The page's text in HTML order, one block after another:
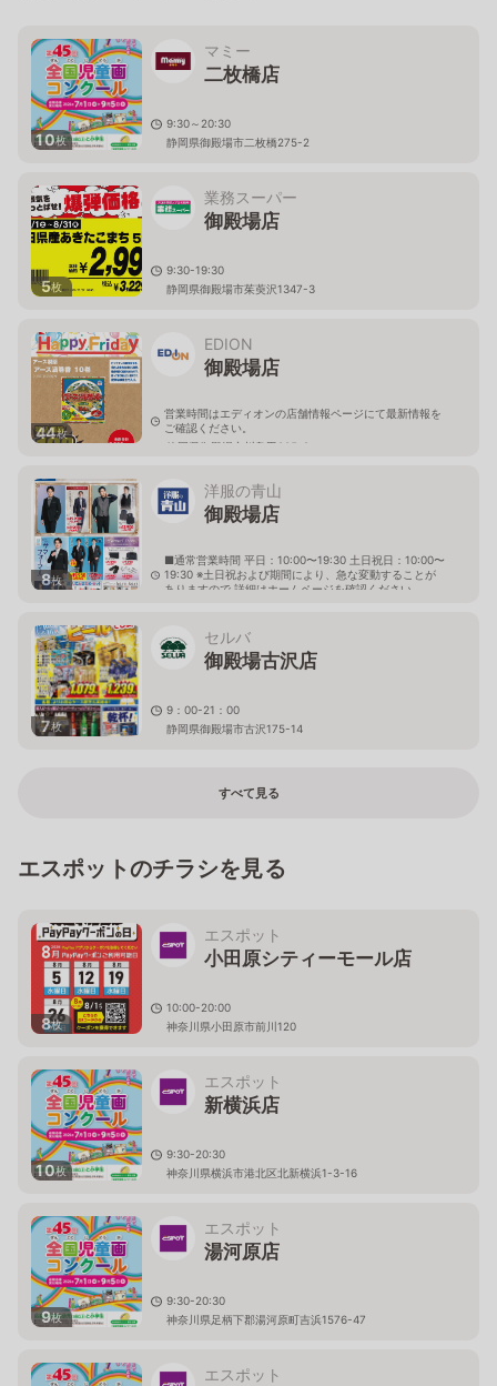
10枚
マミー
二枚橋店
9:30～20:30
静岡県御殿場市二枚橋275-2
5枚
業務スーパー
御殿場店
9:30-19:30
静岡県御殿場市茱萸沢1347-3
44枚
EDION
御殿場店
営業時間はエディオンの店舗情報ページにて最新情報を
ご確認ください。
静岡県御殿場市川島田885-2
8枚
洋服の青山
御殿場店
■通常営業時間 平日：10:00〜19:30 土日祝日：10:00〜
19:30 ※土日祝および期間により、急な変動することが
ありますので 詳細はホームページを確認ください
7枚
セルバ
御殿場古沢店
9：00-21：00
静岡県御殿場市古沢175-14
すべて見る
エスポットのチラシを見る
8枚
エスポット
小田原シティーモール店
10:00-20:00
神奈川県小田原市前川120
10枚
エスポット
新横浜店
9:30-20:30
神奈川県横浜市港北区北新横浜1-3-16
9枚
エスポット
湯河原店
9:30-20:30
神奈川県足柄下郡湯河原町吉浜1576-47
エスポット